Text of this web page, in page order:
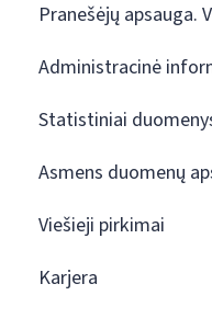
Pranešėjų apsauga.
Administracinė
Statistiniai
Asmens duomenų
Viešieji pirkimai
Karjera